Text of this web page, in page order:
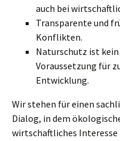
auch bei
Transparente und
Konflikten.
Naturschutz ist
Voraussetzung für
Entwicklung.
Wir stehen für einen
Dialog, in dem
wirtschaftliches